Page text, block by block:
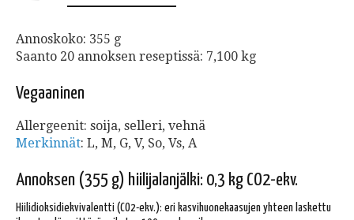
Annoskoko: 355 g
Saanto 20 annoksen reseptissä: 7,100 kg
Vegaaninen
Allergeenit: soija, selleri, vehnä
Merkinnät: L, M, G, V, So, Vs, A
Annoksen (355 g) hiilijalanjälki: 0,3 kg CO2-ekv.
Hiilidioksidiekvivalentti (CO2-ekv.): eri kasvihuonekaasujen yhteen laskettu